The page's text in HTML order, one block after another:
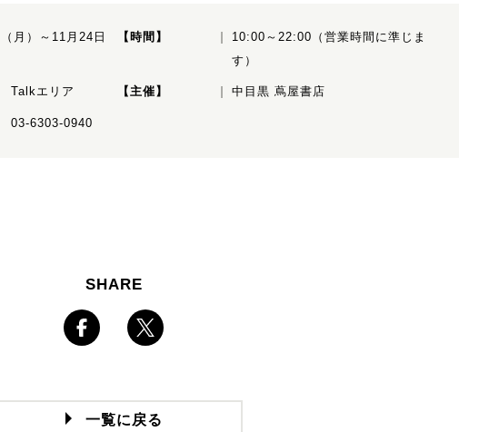
月）～11月24日
【時間】
10:00～22:00（営業時間に準じま
す）
Talkエリア 【主催】 中目黒 蔦屋書店
03-6303-0940
SHARE
一覧に戻る